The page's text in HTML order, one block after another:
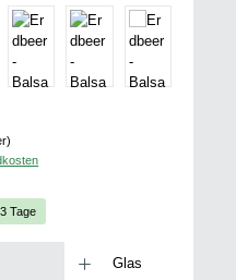
Tage
Glas